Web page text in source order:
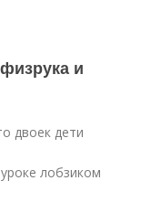
и
двоек дети
лобзиком